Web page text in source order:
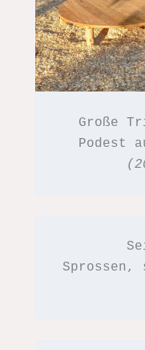
Große
Podest
Sprossen,